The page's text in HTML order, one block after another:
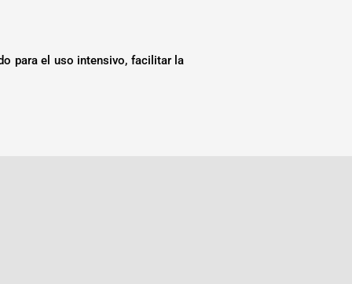
para el uso intensivo, facilitar la